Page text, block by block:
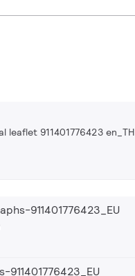
leaflet 911401776423 en_TH
911401776423_EU